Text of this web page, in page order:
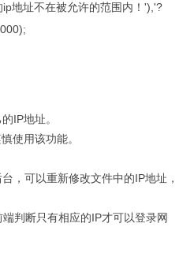
址不在被允许的范围内！'),'?
IP地址。
使用该功能。
，可以重新修改文件中的IP地址，
判断只有相应的IP才可以登录网